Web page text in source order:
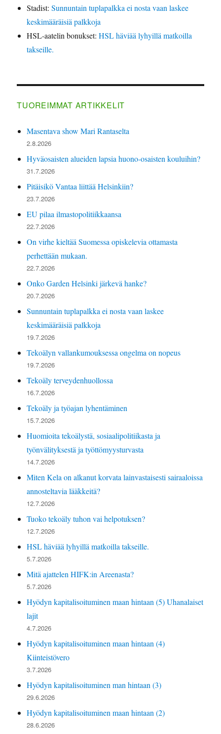
Stadist:Sunnuntain tuplapalkka ei nosta vaan laskee
keskimääräisiä palkkoja
HSL-aatelin bonukset:HSL häviää lyhyillä matkoilla
takseille.
TUOREIMMAT ARTIKKELIT
Masentava show Mari Rantaselta
2.8.2026
Hyväosaisten alueiden lapsia huono-osaisten kouluihin?
31.7.2026
Pitäisikö Vantaa liittää Helsinkiin?
23.7.2026
EU pilaa ilmastopolitiikkaansa
22.7.2026
On virhe kieltää Suomessa opiskelevia ottamasta
perhettään mukaan.
22.7.2026
Onko Garden Helsinki järkevä hanke?
20.7.2026
Sunnuntain tuplapalkka ei nosta vaan laskee
keskimääräisiä palkkoja
19.7.2026
Tekoälyn vallankumouksessa ongelma on nopeus
19.7.2026
Tekoäly terveydenhuollossa
16.7.2026
Tekoäly ja työajan lyhentäminen
15.7.2026
Huomioita tekoälystä, sosiaalipolitiikasta ja
työnvälityksestä ja työttömyysturvasta
14.7.2026
Miten Kela on alkanut korvata lainvastaisesti sairaaloissa
annosteltavia lääkkeitä?
12.7.2026
Tuoko tekoäly tuhon vai helpotuksen?
12.7.2026
HSL häviää lyhyillä matkoilla takseille.
5.7.2026
Mitä ajattelen HIFK:in Areenasta?
5.7.2026
Hyödyn kapitalisoituminen maan hintaan (5) Uhanalaiset
lajit
4.7.2026
Hyödyn kapitalisoituminen maan hintaan (4)
Kiinteistövero
3.7.2026
Hyödyn kapitalisoituminen man hintaan (3)
29.6.2026
Hyödyn kapitalisoituminen maan hintaan (2)
28.6.2026